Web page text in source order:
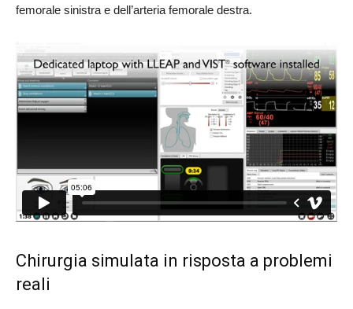
femorale sinistra e dell’arteria femorale destra.
Chirurgia simulata in risposta a problemi
reali